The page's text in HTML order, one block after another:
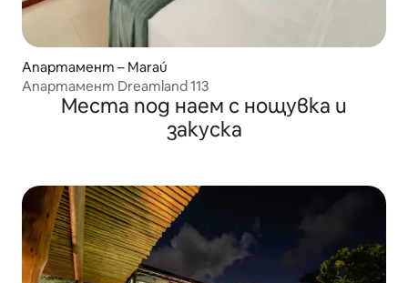
Апартамент – Maraú
Апартамент Dreamland 113
Места под наем с нощувка и
закуска